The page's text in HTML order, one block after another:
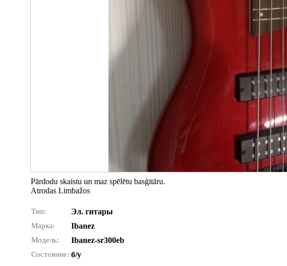
Pārdodu skaistu un maz spēlētu basģitāru.
Atrodas Limbažos
Тип: Эл. гитары
Марка: Ibanez
Модель: Ibanez-sr300eb
Состояние: б/у